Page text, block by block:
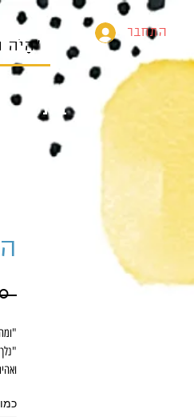
התחבר
בית
‏64.00 ‏₪